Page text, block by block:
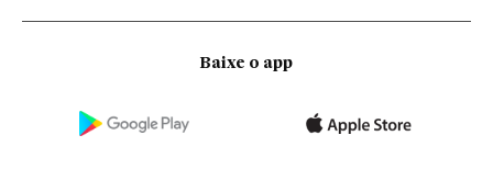
Baixe o app